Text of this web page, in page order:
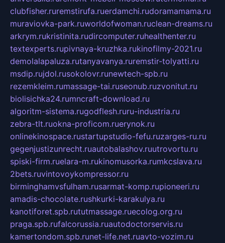
clubfisher.ruremstirufa.ruerdamchi.rudoramamama.ru
muraviovka-park.ruworldofwoman.ruclean-dreams.ru
arkrym.rukristinita.rudircomputer.ruhealthenter.ru
textexperts.rupivnaya-kruzhka.rukinofilmy-2021.ru
demolalapaluza.rutanyavanya.ruremstir-tolyatti.ru
msdip.rujdol.rusokolovr.runewtech-spb.ru
rezemkleim.rumassage-tai.ruseonub.ruzvonitut.ru
biolisichka24.rumncraft-download.ru
algoritm-sistema.rugodflesh.ruru-industria.ru
zebra-tlt.ruokna-proficom.ruerynok.ru
onlinekinospace.rustartupstudio-fefu.ruzarges-ru.ru
gegenjustizunrecht.ruautobalashov.ruutrovortu.ru
spiski-firm.ruelara-m.rukinomusorka.rumkcslava.ru
2bets.ruvintovoykompressor.ru
birminghamvsfulham.rusarmat-komp.rupioneeri.ru
amadis-chocolate.rushkurki-karakulya.ru
kanotiforet.spb.rututmassage.ruecolog.org.ru
praga.spb.rufalcorussia.ruautodoctorservis.ru
kamertondom.spb.runet-life.net.ruavto-vozim.ru